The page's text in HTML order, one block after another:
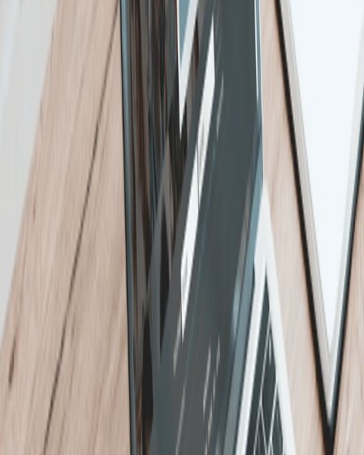
die je verstrekt. Een zwak beeld kan de hele
campagne ruineren. Probeer lichtere
achtergrondkleuren te vermijden die ervoor zorgen
dat de beelden opgaan in de feed. Infographics of
GIF’s hebben meer kans om hogere vertoningen te
Vergeet vooral bij op conversie gebaseerde
campagnes niet om ze af te sluiten met een
pakkende CTA.
Bij het maken van je advertentie kan je:
Geef een optionele naam op voor uw
advertentie van maximaal 255 tekens.
Voeg een inleidende tekst van maximaal 150
tekens toe.
Optimaliseer uw videokop zodat deze niet
langer is dan 70 tekens om afkappen te